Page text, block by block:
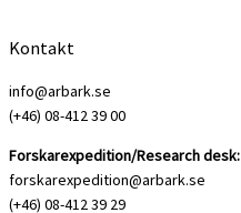
Kontakt
info@arbark.se
(+46) 08-412 39 00
Forskarexpedition/Research desk:
forskarexpedition@arbark.se
(+46) 08-412 39 29